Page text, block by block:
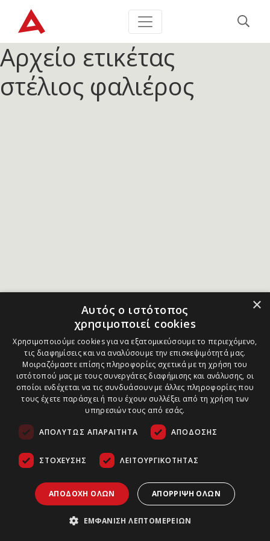
Αρχείο ετικέτας
στέλιος φαλιέρος
×
Αυτός ο ιστότοπος
χρησιμοποιεί cookies
Χρησιμοποιούμε cookies για να εξατομικεύσουμε το περιεχόμενο,
τις διαφημίσεις και να αναλύσουμε την επισκεψιμότητά μας.
Μοιραζόμαστε επίσης πληροφορίες σχετικά με τη χρήση του
ιστότοπού μας με τους συνεργάτες διαφήμισης και ανάλυσης, οι
οποίοι ενδέχεται να τις συνδυάσουν με άλλες πληροφορίες που
τους έχετε παράσχει ή που έχουν συλλέξει από τη χρήση των
υπηρεσιών τους από εσάς.
ΑΠΟΛΎΤΩΣ ΑΠΑΡΑΊΤΗΤΑ ΑΠΌΔΟΣΗΣ
ΣΤΌΧΕΥΣΗΣ ΛΕΙΤΟΥΡΓΙΚΌΤΗΤΑΣ
ΑΠΟΔΟΧΉ ΌΛΩΝ ΑΠΌΡΡΙΨΗ ΌΛΩΝ
ΕΜΦΆΝΙΣΗ ΛΕΠΤΟΜΕΡΕΙΏΝ